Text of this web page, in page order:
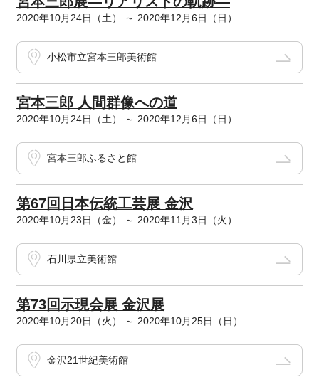
2020年10月24日（土） ～ 2020年12月6日（日）
小松市立宮本三郎美術館
宮本三郎 人間群像への道
2020年10月24日（土） ～ 2020年12月6日（日）
宮本三郎ふるさと館
第67回日本伝統工芸展 金沢
2020年10月23日（金） ～ 2020年11月3日（火）
石川県立美術館
第73回示現会展 金沢展
2020年10月20日（火） ～ 2020年10月25日（日）
金沢21世紀美術館